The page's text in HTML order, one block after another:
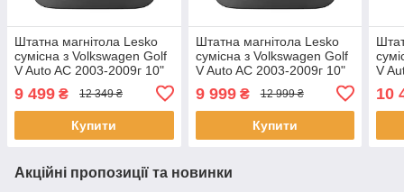
Штатна магнітола Lesko
сумісна з Volkswagen Golf
V Auto AC 2003-2009г 10"
2/32Gb 4G Wi-Fi GPS Top
4 шт.
9 499 ₴ 12 349 ₴
Купити
Штатна магнітола Lesko
сумісна з Volkswagen Golf
V Auto AC 2003-2009г 10"
4/32Gb 4G Wi-Fi GPS Top
4 шт.
9 999₴ 12 999 ₴
Купити
V
4 шт.
10
Акційні пропозиції та новинки